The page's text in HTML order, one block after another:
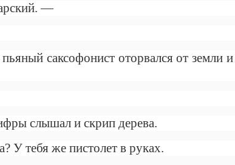
—
саксофонист оторвался от земли и
слышал и скрип дерева.
У тебя же пистолет в руках.